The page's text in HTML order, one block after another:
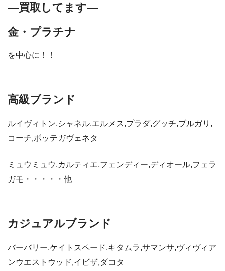
―買取してます―
金・プラチナ
を中心に！！
高級ブランド
ルイヴィトン,シャネル,エルメス,プラダ,グッチ,ブルガリ,
コーチ,ボッテガヴェネタ
ミュウミュウ,カルティエ,フェンディー,ディオール,フェラ
ガモ・・・・・他
カジュアルブランド
バーバリー,ケイトスペード,キタムラ,サマンサ,ヴィヴィア
ンウエストウッド,イビザ,ダコタ